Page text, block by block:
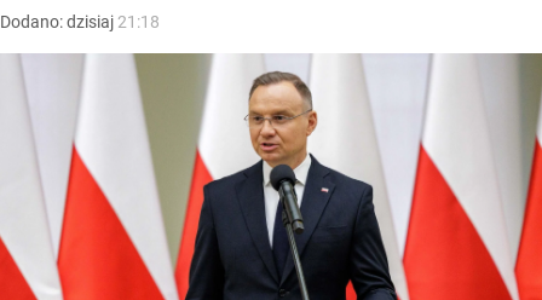
Dodano:dzisiaj 21:18